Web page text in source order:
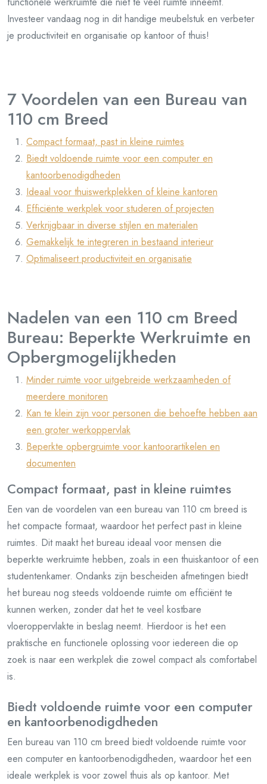
Investeer vandaag nog in dit handige meubelstuk en verbeter
je productiviteit en organisatie op kantoor of thuis!
7 Voordelen van een Bureau van
110 cm Breed
Compact formaat, past in kleine ruimtes
Biedt voldoende ruimte voor een computer en
kantoorbenodigdheden
Ideaal voor thuiswerkplekken of kleine kantoren
Efficiënte werkplek voor studeren of projecten
Verkrijgbaar in diverse stijlen en materialen
Gemakkelijk te integreren in bestaand interieur
Optimaliseert productiviteit en organisatie
Nadelen van een 110 cm Breed
Bureau: Beperkte Werkruimte en
Opbergmogelijkheden
Minder ruimte voor uitgebreide werkzaamheden of
meerdere monitoren
Kan te klein zijn voor personen die behoefte hebben aan
een groter werkoppervlak
Beperkte opbergruimte voor kantoorartikelen en
documenten
Compact formaat, past in kleine ruimtes
Een van de voordelen van een bureau van 110 cm breed is
het compacte formaat, waardoor het perfect past in kleine
ruimtes. Dit maakt het bureau ideaal voor mensen die
beperkte werkruimte hebben, zoals in een thuiskantoor of een
studentenkamer. Ondanks zijn bescheiden afmetingen biedt
het bureau nog steeds voldoende ruimte om efficiënt te
kunnen werken, zonder dat het te veel kostbare
vloeroppervlakte in beslag neemt. Hierdoor is het een
praktische en functionele oplossing voor iedereen die op
zoek is naar een werkplek die zowel compact als comfortabel
is.
Biedt voldoende ruimte voor een computer
en kantoorbenodigdheden
Een bureau van 110 cm breed biedt voldoende ruimte voor
een computer en kantoorbenodigdheden, waardoor het een
ideale werkplek is voor zowel thuis als op kantoor. Met